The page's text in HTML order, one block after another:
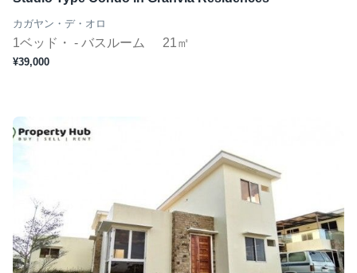
カガヤン・デ・オロ
1ベッド・ - バスルーム 21㎡
¥39,000